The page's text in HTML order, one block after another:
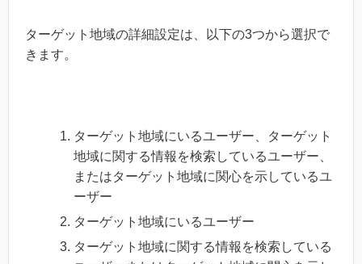
ターゲット地域の詳細設定は、以下の3つから選択で
きます。
ターゲット地域にいるユーザー、ターゲット
地域に関する情報を検索しているユーザー、
またはターゲット地域に関心を示しているユ
ーザー
ターゲット地域にいるユーザー
ターゲット地域に関する情報を検索している